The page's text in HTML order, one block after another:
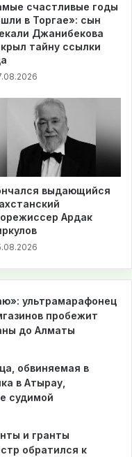
счастливые годы
в Торгае»: сын
Джанибекова
тайну ссылки
выдающийся
Ардак
ультрамарафонец
пробежит
до Алматы
обвиняемая в
в Атырау,
судимой
и гранты
обратился к